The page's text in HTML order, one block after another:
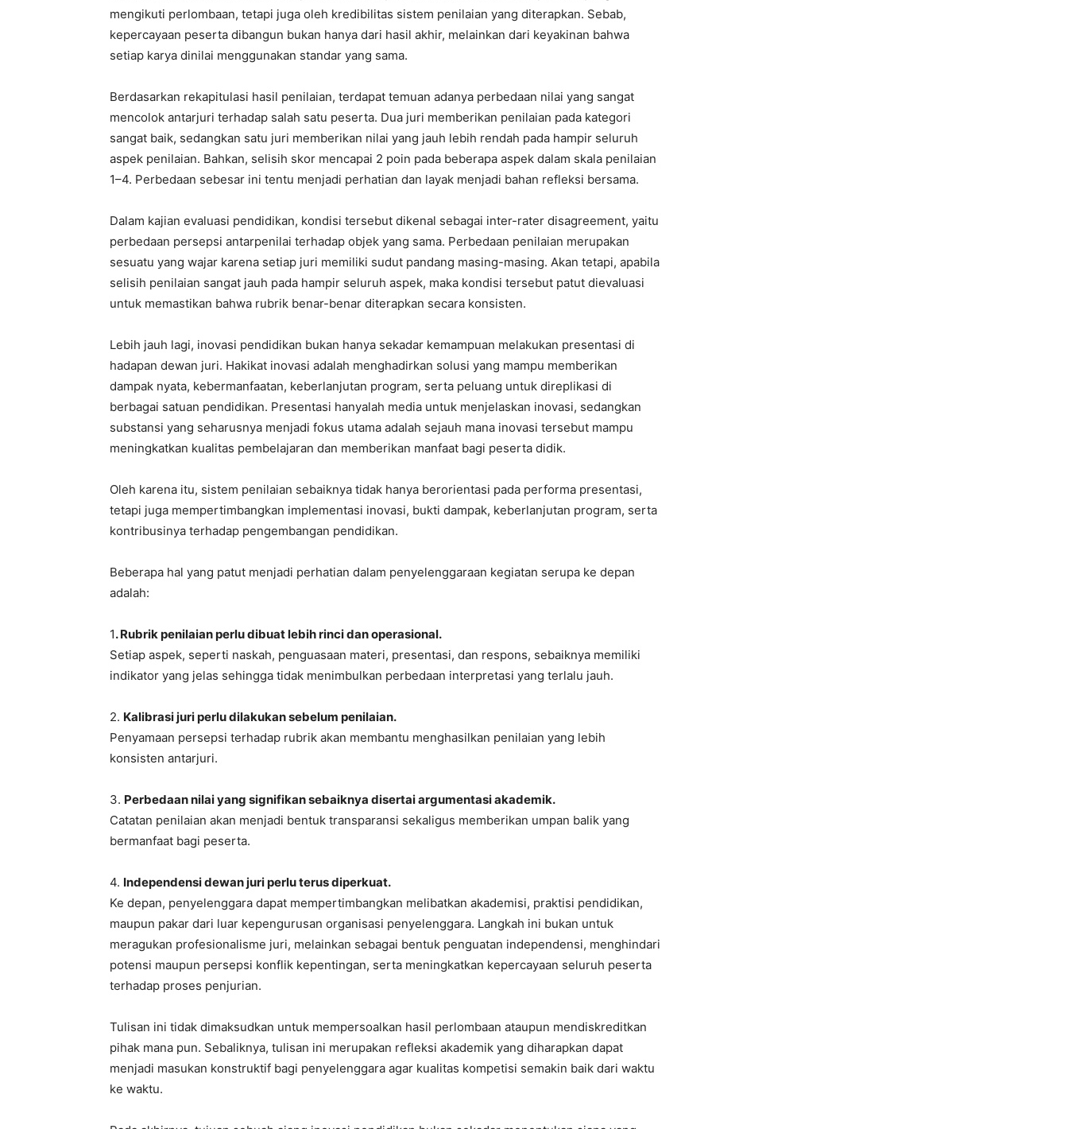
Dalam kajian evaluasi pendidikan, kondisi tersebut dikenal sebagai inter-rater disagreement, yaitu
perbedaan persepsi antarpenilai terhadap objek yang sama. Perbedaan penilaian merupakan
selisih penilaian sangat jauh pada hampir seluruh aspek, maka kondisi tersebut patut dievaluasi
untuk memastikan bahwa rubrik benar-benar diterapkan secara konsisten.
Lebih jauh lagi, inovasi pendidikan bukan hanya sekadar kemampuan melakukan presentasi di
hadapan dewan juri. Hakikat inovasi adalah menghadirkan solusi yang mampu memberikan
berbagai satuan pendidikan. Presentasi hanyalah media untuk menjelaskan inovasi, sedangkan
substansi yang seharusnya menjadi fokus utama adalah sejauh mana inovasi tersebut mampu
meningkatkan kualitas pembelajaran dan memberikan manfaat bagi peserta didik.
Oleh karena itu, sistem penilaian sebaiknya tidak hanya berorientasi pada performa presentasi,
kontribusinya terhadap pengembangan pendidikan.
Beberapa hal yang patut menjadi perhatian dalam penyelenggaraan kegiatan serupa ke depan
adalah:
1. Rubrik penilaian perlu dibuat lebih rinci dan operasional.
indikator yang jelas sehingga tidak menimbulkan perbedaan interpretasi yang terlalu jauh.
2.Kalibrasi juri perlu dilakukan sebelum penilaian.
konsisten antarjuri.
Catatan penilaian akan menjadi bentuk transparansi sekaligus memberikan umpan balik yang
bermanfaat bagi peserta.
Ke depan, penyelenggara dapat mempertimbangkan melibatkan akademisi, praktisi pendidikan,
maupun pakar dari luar kepengurusan organisasi penyelenggara. Langkah ini bukan untuk
meragukan profesionalisme juri, melainkan sebagai bentuk penguatan independensi, menghindari
terhadap proses penjurian.
Tulisan ini tidak dimaksudkan untuk mempersoalkan hasil perlombaan ataupun mendiskreditkan
menjadi masukan konstruktif bagi penyelenggara agar kualitas kompetisi semakin baik dari waktu
ke waktu.
Pada akhirnya, tujuan sebuah ajang inovasi pendidikan bukan sekadar menentukan siapa yang
menjadi juara. Yang jauh lebih penting adalah memastikan bahwa setiap inovasi dinilai secara
objektif, transparan, konsisten, dan berdasarkan substansi serta dampaknya terhadap pendidikan.
Sebab, dalam dunia pendidikan, kepercayaan terhadap proses adalah fondasi utama. Ketika proses
dipercaya, hasil akan lebih mudah diterima. Namun ketika proses masih menyisakan pertanyaan,
maka evaluasi merupakan langkah terbaik untuk menghadirkan kompetisi yang semakin
profesional dan berintegritas. (*)